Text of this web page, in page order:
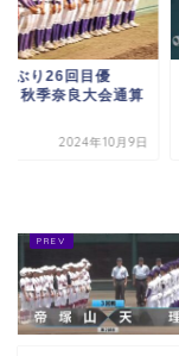
ぶり26回目優
】秋季奈良大会通算
2024年10月9日